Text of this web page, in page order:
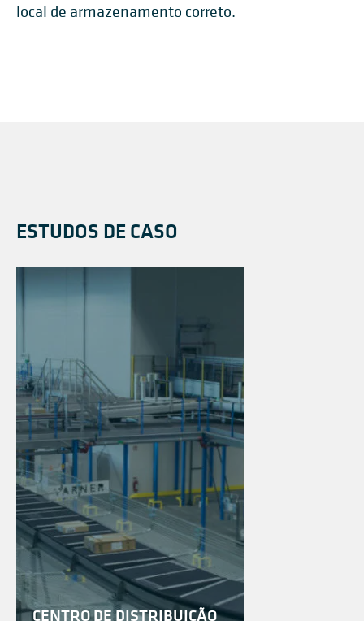
local de armazenamento correto.
ESTUDOS DE CASO
CENTRO DE DISTRIBUIÇÃO